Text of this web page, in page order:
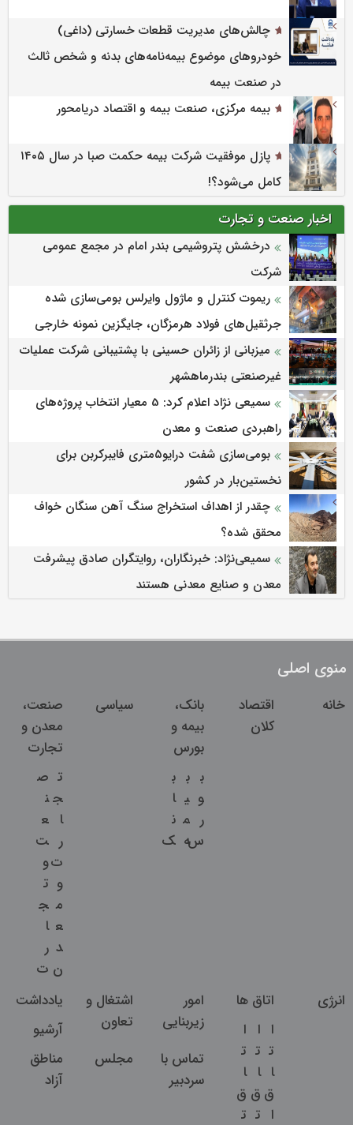
چالش‌های مدیریت قطعات خسارتی (داغی)
خودروهای موضوع بیمه‌نامه‌های بدنه و شخص ثالث
در صنعت بیمه
بیمه مرکزی، صنعت بیمه و اقتصاد دریامحور
پازل موفقیت شرکت بیمه حکمت صبا در سال ۱۴۰۵
کامل می‌شود؟!
اخبار صنعت و تجارت
درخشش پتروشیمی بندر امام در مجمع عمومی
شرکت
ریموت کنترل و ماژول وایرلس بومی‌سازی شده
جرثقیل‌های فولاد هرمزگان، جایگزین نمونه خارجی
میزبانی از زائران حسینی با پشتیبانی شرکت عملیات
غیرصنعتی بندرماهشهر
سمیعی‌ نژاد اعلام کرد: 5 معیار انتخاب پروژه‌های
راهبردی صنعت و معدن
بومی‌سازی شفت درایو۵متری فایبرکربن برای
نخستین‌بار در کشور
چقدر از اهداف استخراج سنگ آهن سنگان خواف
محقق شده؟
سمیعی‌نژاد: خبرنگاران، روایتگران صادق پیشرفت
معدن و صنایع معدنی هستند
منوی اصلی
خانه
اقتصاد
کلان
بانک،
بیمه و
بورس
ب
و
ر
س
ب
ی
م
ه
ب
ا
ن
ک
سیاسی
صنعت،
معدن و
تجارت
ت
ج
ا
ر
ت
و
م
ع
د
ن
ص
ن
ع
ت
و
ت
ج
ا
ر
ت
انرژی
اتاق ها
ا
ت
ا
ق
ا
ا
ت
ا
ق
ت
ا
ت
ا
ق
ت
امور
زیربنایی
اشتغال و
تعاون
یادداشت
آرشیو
تماس با
سردبیر
مجلس
مناطق
آزاد